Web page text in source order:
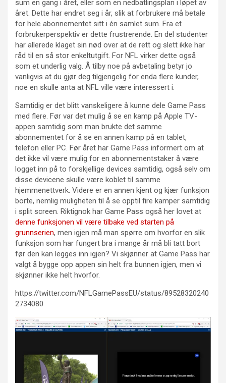
sum en gang i året, eller som en nedbatlingsplan i løpet av
året. Dette har endret seg i år, slik at forbrukere må betale
for hele abonnementet sitt i én samlet sum. Fra et
forbrukerperspektiv er dette frustrerende. En del studenter
har allerede klaget sin nød over at de rett og slett ikke har
råd til en så stor enkeltutgift. For NFL virker dette også
som et underlig valg. Å tilby noe på avbetaling betyr jo
vanligvis at du gjør deg tilgjengelig for enda flere kunder,
noe en skulle anta at NFL ville være interessert i.
Samtidig er det blitt vanskeligere å kunne dele Game Pass
med flere. Før var det mulig å se en kamp på Apple TV-
appen samtidig som man brukte det samme
abonnementet for å se en annen kamp på en tablet,
telefon eller PC. Før året har Game Pass informert om at
det ikke vil være mulig for en abonnementstaker å være
logget inn på to forskjellige devices samtidig, også selv om
disse devicene skulle være koblet til samme
hjemmenettverk. Videre er en annen kjent og kjær funksjon
borte, nemlig muligheten til å se opptil fire kamper samtidig
i split screen. Riktignok har Game Pass også her lovet at
denne funksjonen vil være tilbake ved starten på
grunnserien, men igjen må man spørre om hvorfor en slik
funksjon som har fungert bra i mange år må bli tatt bort
før den kan legges inn igjen? Vi skjønner at Game Pass har
valgt å bygge opp appen sin helt fra bunnen igjen, men vi
skjønner ikke helt hvorfor.
https://twitter.com/NFLGamePassEU/status/89528320240
2734080